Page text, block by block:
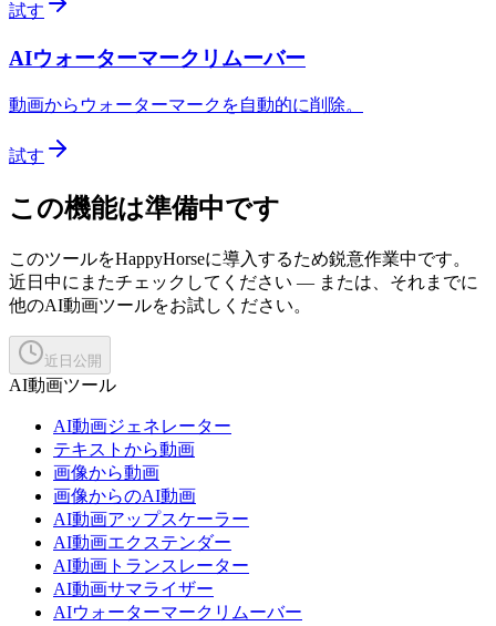
試す
AIウォーターマークリムーバー
動画からウォーターマークを自動的に削除。
試す
この機能は準備中です
このツールをHappyHorseに導入するため鋭意作業中です。
近日中にまたチェックしてください — または、それまでに
他のAI動画ツールをお試しください。
近日公開
AI動画ツール
AI動画ジェネレーター
テキストから動画
画像から動画
画像からのAI動画
AI動画アップスケーラー
AI動画エクステンダー
AI動画トランスレーター
AI動画サマライザー
AIウォーターマークリムーバー